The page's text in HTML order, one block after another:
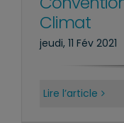
Climat
jeudi, 11 Fév 2021
Lire l’article